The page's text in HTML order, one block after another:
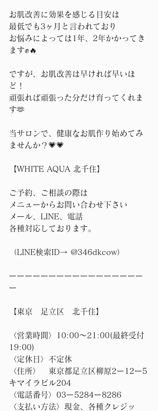
お肌改善に効果を感じる目安は
最低でも3ヶ月と言われており
お悩みによっては1年、2年かかってき
ます✊🔥
ですが、お肌改善は早ければ早いほ
ど！
頑張れば頑張った分だけ育ってくれま
す🫶
当サロンで、健康なお肌作り始めてみ
ませんか？💗💗
【WHITE AQUA 北千住】
ご予約、ご相談の際は
メニューからお問い合わせ下さい
メール、LINE、電話
各種対応しております。
（LINE検索ID→ @346dkcow）
ーーーーーーーーーーーーーーーーー
ー
【東京　足立区　北千住】
〈営業時間〉10:00〜21:00(最終受付
19:00)
〈定休日〉不定休
〈住所〉　東京都足立区柳原2ー12ー5
キマイラビル204
〈電話番号〉03ー5284ー8286
〈支払い方法〉現金、各種クレジッ